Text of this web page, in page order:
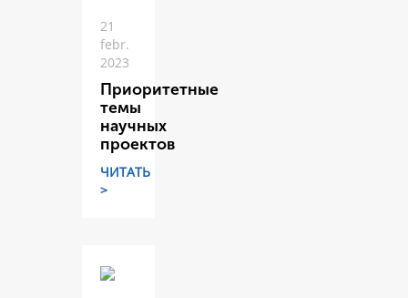
21
febr.
2023
Приоритетные
темы
научных
проектов
ЧИТАТЬ
>